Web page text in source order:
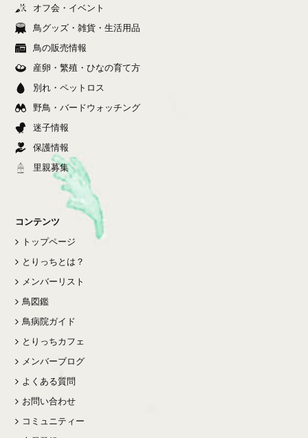
オフ会・イベント
鳥グッズ・雑貨・生活用品
鳥の販売情報
産卵・繁殖・ひなの育て方
別れ・ペットロス
野鳥・バードウォッチング
迷子情報
保護情報
里親募集
コンテンツ
トップページ
とりっちとは？
メンバーリスト
鳥図鑑
鳥病院ガイド
とりっちカフェ
メンバーブログ
よくある質問
お問い合わせ
コミュニティー